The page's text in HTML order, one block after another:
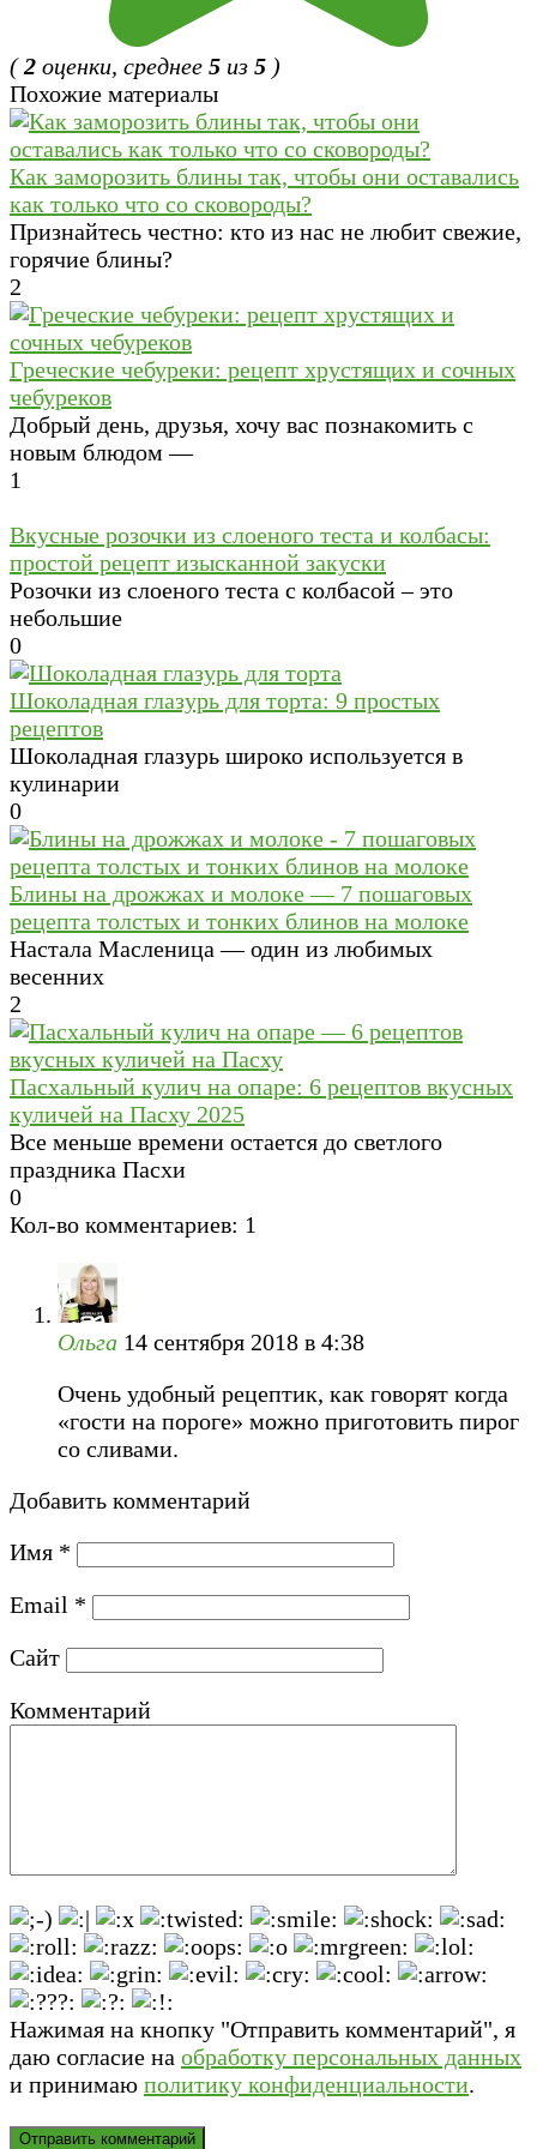
(2 оценки, среднее 5 из 5 )
Похожие материалы
Как заморозить блины так, чтобы они оставались
как только что со сковороды?
Признайтесь честно: кто из нас не любит свежие,
горячие блины?
2
Греческие чебуреки: рецепт хрустящих и сочных
чебуреков
Добрый день, друзья, хочу вас познакомить с
новым блюдом —
1
Вкусные розочки из слоеного теста и колбасы:
простой рецепт изысканной закуски
Розочки из слоеного теста с колбасой – это
небольшие
0
Шоколадная глазурь для торта: 9 простых
рецептов
Шоколадная глазурь широко используется в
кулинарии
0
Блины на дрожжах и молоке — 7 пошаговых
рецепта толстых и тонких блинов на молоке
Настала Масленица — один из любимых
весенних
2
Пасхальный кулич на опаре: 6 рецептов вкусных
куличей на Пасху 2025
Все меньше времени остается до светлого
праздника Пасхи
0
Кол-во комментариев: 1
Ольга 14 сентября 2018 в 4:38
Очень удобный рецептик, как говорят когда
«гости на пороге» можно приготовить пирог
со сливами.
Добавить комментарий
Имя *
Email *
Сайт
Комментарий
Нажимая на кнопку "Отправить комментарий", я
даю согласие на обработку персональных данных
и принимаю политику конфиденциальности.